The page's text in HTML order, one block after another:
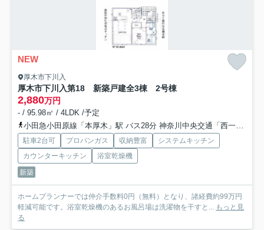
NEW
厚木市下川入
厚木市下川入第18 新築戸建全3棟 2号棟
2,880万円
- / 95.98㎡ / 4LDK /予定
小田急小田原線「本厚木」駅 バス28分 神奈川中央交通「西一丁目（神奈川県）」 停歩3分
駐車2台可 プロパンガス 収納豊富
システムキッチン
カウンターキッチン
浴室乾燥機
新築
ホームプランナーでは仲介手数料0円（無料）となり、諸経費約99万円
軽減可能です。浴室乾燥機のあるお風呂場は洗濯物を干すと... もっと見
る